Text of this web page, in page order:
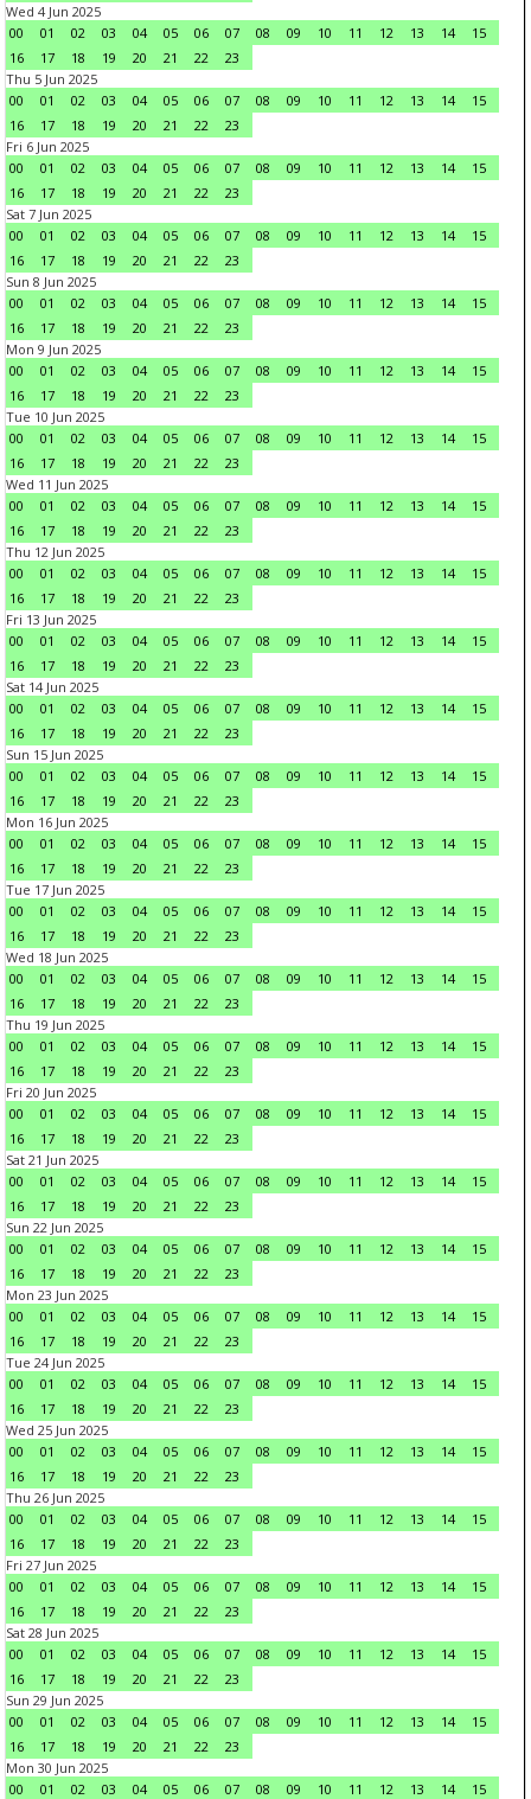
Wed 4 Jun 2025
00
01 02 03 04 05 06 07 08 09 10 11 12 13 14
15
16
17 18 19 20 21 22
23
Thu 5 Jun 2025
00
01 02 03 04 05 06 07 08 09 10 11 12 13 14
15
16
17 18 19 20 21 22
23
Fri 6 Jun 2025
00
01 02 03 04 05 06 07 08 09 10 11 12 13 14
15
16
17 18 19 20 21 22
23
Sat 7 Jun 2025
00
01 02 03 04 05 06 07 08 09 10 11 12 13 14
15
16
17 18 19 20 21 22
23
Sun 8 Jun 2025
00
01 02 03 04 05 06 07 08 09 10 11 12 13 14
15
16
17 18 19 20 21 22
23
Mon 9 Jun 2025
00
01 02 03 04 05 06 07 08 09 10 11 12 13 14
15
16
17 18 19 20 21 22
23
Tue 10 Jun 2025
00
01 02 03 04 05 06 07 08 09 10 11 12 13 14
15
16
17 18 19 20 21 22
23
Wed 11 Jun 2025
00
01 02 03 04 05 06 07 08 09 10 11 12 13 14
15
16
17 18 19 20 21 22
23
Thu 12 Jun 2025
00
01 02 03 04 05 06 07 08 09 10 11 12 13 14
15
16
17 18 19 20 21 22
23
Fri 13 Jun 2025
00
01 02 03 04 05 06 07 08 09 10 11 12 13 14
15
16
17 18 19 20 21 22
23
Sat 14 Jun 2025
00
01 02 03 04 05 06 07 08 09 10 11 12 13 14
15
16
17 18 19 20 21 22
23
Sun 15 Jun 2025
00
01 02 03 04 05 06 07 08 09 10 11 12 13 14
15
16
17 18 19 20 21 22
23
Mon 16 Jun 2025
00
01 02 03 04 05 06 07 08 09 10 11 12 13 14
15
16
17 18 19 20 21 22
23
Tue 17 Jun 2025
00
01 02 03 04 05 06 07 08 09 10 11 12 13 14
15
16
17 18 19 20 21 22
23
Wed 18 Jun 2025
00
01 02 03 04 05 06 07 08 09 10 11 12 13 14
15
16
17 18 19 20 21 22
23
Thu 19 Jun 2025
00
01 02 03 04 05 06 07 08 09 10 11 12 13 14
15
16
17 18 19 20 21 22
23
Fri 20 Jun 2025
00
01 02 03 04 05 06 07 08 09 10 11 12 13 14
15
16
17 18 19 20 21 22
23
Sat 21 Jun 2025
00
01 02 03 04 05 06 07 08 09 10 11 12 13 14
15
16
17 18 19 20 21 22
23
Sun 22 Jun 2025
00
01 02 03 04 05 06 07 08 09 10 11 12 13 14
15
16
17 18 19 20 21 22
23
Mon 23 Jun 2025
00
01 02 03 04 05 06 07 08 09 10 11 12 13 14
15
16
17 18 19 20 21 22
23
Tue 24 Jun 2025
00
01 02 03 04 05 06 07 08 09 10 11 12 13 14
15
16
17 18 19 20 21 22
23
Wed 25 Jun 2025
00
01 02 03 04 05 06 07 08 09 10 11 12 13 14
15
16
17 18 19 20 21 22
23
Thu 26 Jun 2025
00
01 02 03 04 05 06 07 08 09 10 11 12 13 14
15
16
17 18 19 20 21 22
23
Fri 27 Jun 2025
00
01 02 03 04 05 06 07 08 09 10 11 12 13 14
15
16
17 18 19 20 21 22
23
Sat 28 Jun 2025
00
01 02 03 04 05 06 07 08 09 10 11 12 13 14
15
16
17 18 19 20 21 22
23
Sun 29 Jun 2025
00
01 02 03 04 05 06 07 08 09 10 11 12 13 14
15
16
17 18 19 20 21 22
23
Mon 30 Jun 2025
00
01 02 03 04 05 06 07 08 09 10 11 12 13 14 15